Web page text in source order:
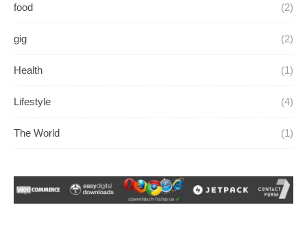
food (2)
gig (2)
Health (1)
Lifestyle (4)
The World (1)